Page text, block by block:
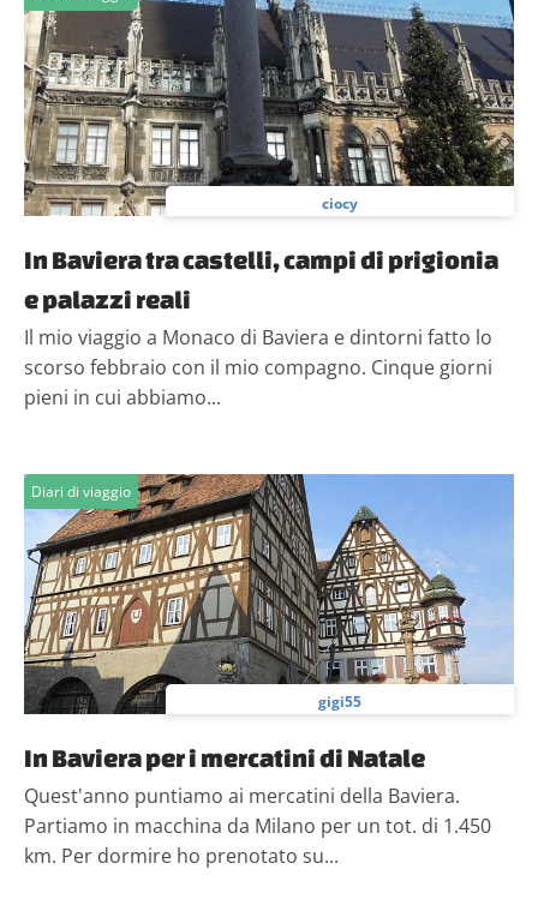
ciocy
In Baviera tra castelli, campi di prigionia
e palazzi reali
Il mio viaggio a Monaco di Baviera e dintorni fatto lo
scorso febbraio con il mio compagno. Cinque giorni
pieni in cui abbiamo...
Diari di viaggio
gigi55
In Baviera per i mercatini di Natale
Quest'anno puntiamo ai mercatini della Baviera.
Partiamo in macchina da Milano per un tot. di 1.450
km. Per dormire ho prenotato su...